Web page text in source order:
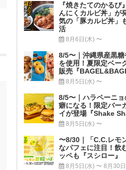
『焼きたてのかるび
んにくカルビ丼」が
気の「豚カルビ丼」
活
8月6日(木) 〜
8/5〜｜沖縄県産黒
を使用！夏限定ベー
販売『
8月5日(水) 〜
8/5〜｜ハラペーニ
癖になる！限定バー
イが登場『Shake
8月5日(水) 〜
〜8/30｜「C.C.レモ
なパフェに注目！飲
ッペも『スシロー』
8月5日(水) 〜 8月30